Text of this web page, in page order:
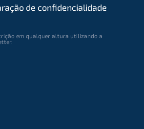
de conﬁdencialidade
em qualquer altura utilizando a